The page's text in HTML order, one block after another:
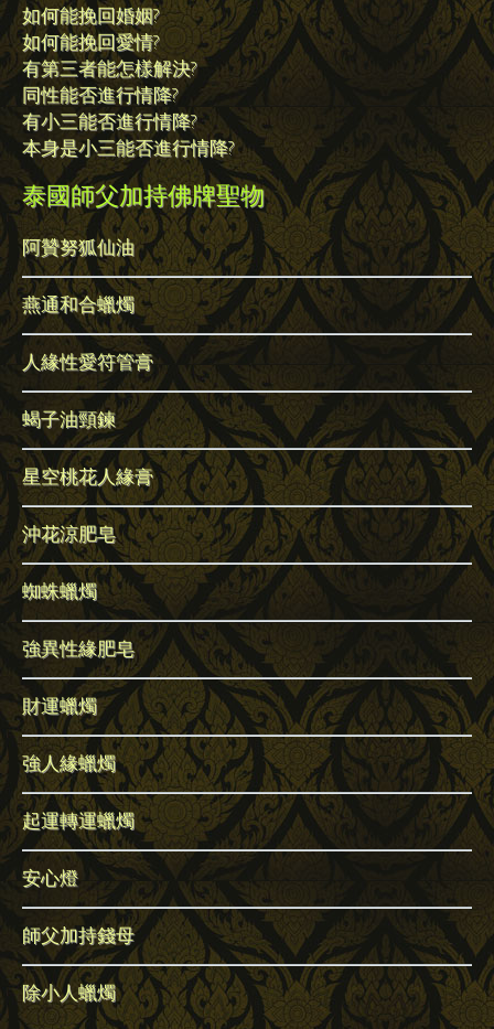
泰國師父加持佛牌聖物
阿贊努狐仙油
燕通和合蠟燭
人緣性愛符管膏
蝎子油頸鍊
星空桃花人緣膏
沖花涼肥皂
蜘蛛蠟燭
強異性緣肥皂
財運蠟燭
強人緣蠟燭
起運轉運蠟燭
安心燈
師父加持錢母
除小人蠟燭
如何能挽回婚姻?
如何能挽回愛情?
有第三者能怎樣解決?
同性能否進行情降?
有小三能否進行情降?
本身是小三能否進行情降?